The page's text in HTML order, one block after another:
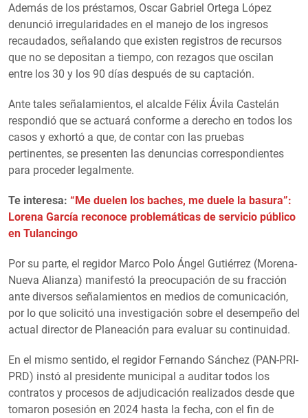
Además de los préstamos, Oscar Gabriel Ortega López
denunció irregularidades en el manejo de los ingresos
recaudados, señalando que existen registros de recursos
que no se depositan a tiempo, con rezagos que oscilan
entre los 30 y los 90 días después de su captación.
Ante tales señalamientos, el alcalde Félix Ávila Castelán
respondió que se actuará conforme a derecho en todos los
casos y exhortó a que, de contar con las pruebas
pertinentes, se presenten las denuncias correspondientes
para proceder legalmente.
Te interesa: “Me duelen los baches, me duele la basura”:
Lorena García reconoce problemáticas de servicio público
en Tulancingo
Por su parte, el regidor Marco Polo Ángel Gutiérrez (Morena-
Nueva Alianza) manifestó la preocupación de su fracción
ante diversos señalamientos en medios de comunicación,
por lo que solicitó una investigación sobre el desempeño del
actual director de Planeación para evaluar su continuidad.
En el mismo sentido, el regidor Fernando Sánchez (PAN-PRI-
PRD) instó al presidente municipal a auditar todos los
contratos y procesos de adjudicación realizados desde que
tomaron posesión en 2024 hasta la fecha, con el fin de